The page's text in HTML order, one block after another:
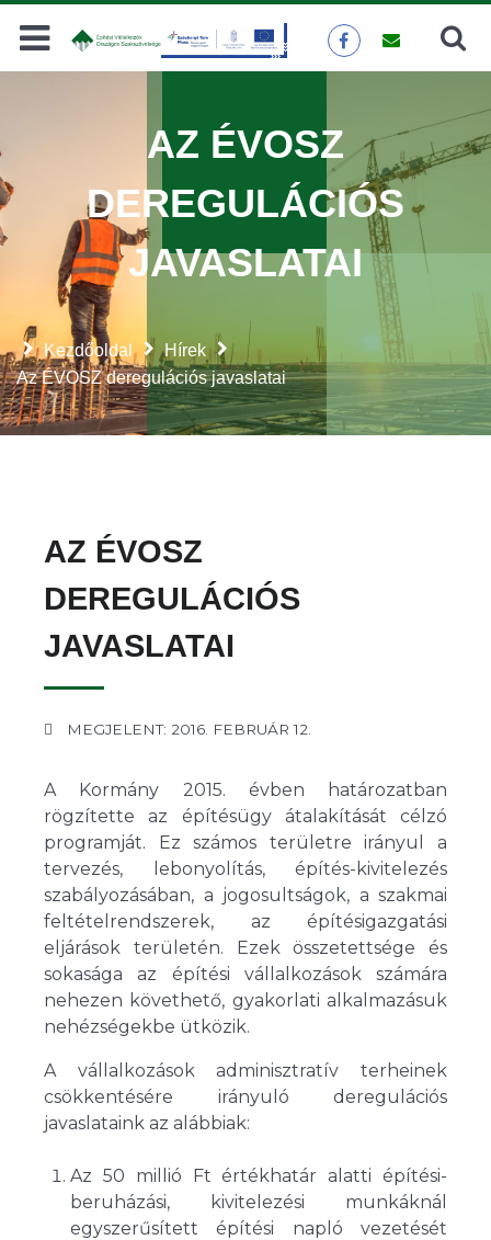
Keresés
Kezdőoldal
Hírek
Az ÉVOSZ deregulációs javaslatai
AZ ÉVOSZ
DEREGULÁCIÓS
JAVASLATAI
AZ ÉVOSZ
DEREGULÁCIÓS
JAVASLATAI
MEGJELENT: 2016. FEBRUÁR 12.
A Kormány 2015. évben határozatban
rögzítette az építésügy átalakítását célzó
programját. Ez számos területre irányul a
tervezés, lebonyolítás, építés-kivitelezés
szabályozásában, a jogosultságok, a szakmai
feltételrendszerek, az építésigazgatási
eljárások területén. Ezek összetettsége és
sokasága az építési vállalkozások számára
nehezen követhető, gyakorlati alkalmazásuk
nehézségekbe ütközik.
A vállalkozások adminisztratív terheinek
csökkentésére irányuló deregulációs
javaslataink az alábbiak:
Az 50 millió Ft értékhatár alatti építési-
beruházási, kivitelezési munkáknál
egyszerűsített építési napló vezetését